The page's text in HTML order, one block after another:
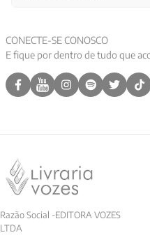
CONECTE-SE CONOSCO
E fique por dentro de tudo que
Razão Social -EDITORA VOZES
LTDA